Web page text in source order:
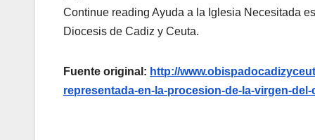
Continue reading Ayuda a la Iglesia Necesitada
Diocesis de Cadiz y Ceuta.
Fuente original: http://
representada-en-la-procesion-de-la-virgen-del-